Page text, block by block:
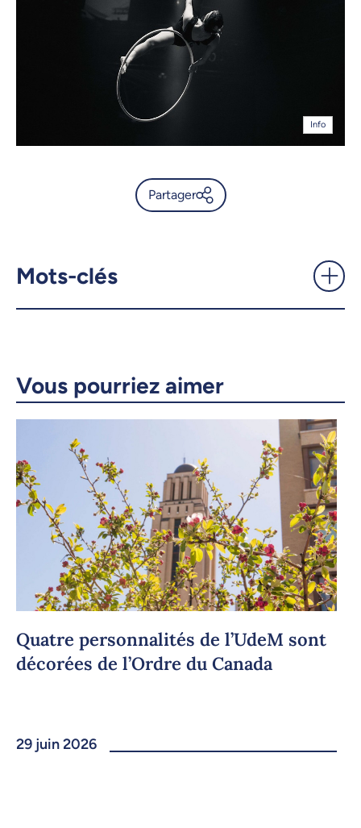
Info
Partager
LinkedIn
Mots-clés
Vous pourriez aimer
Quatre personnalités de l’UdeM sont
décorées de l’Ordre du Canada
29 juin 2026